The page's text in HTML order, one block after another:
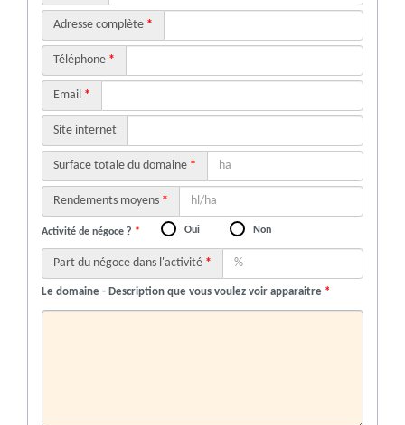
Adresse complète *
Téléphone *
Email *
Site internet
Surface totale du domaine *
Rendements moyens *
Activité de négoce ? * Oui Non
Part du négoce dans l'activité *
Le domaine - Description que vous voulez voir apparaitre *